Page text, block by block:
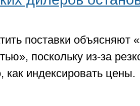
поставки объясняют
поскольку из-за
как индексировать